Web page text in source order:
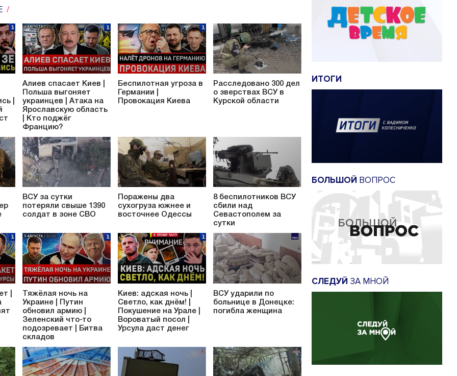
|
Алиев спасает Киев |
Польша выгоняет
украинцев | Атака на
Ярославскую область
| Кто поджёг
Францию?
Беспилотная угроза в
Германии |
Провокация Киева
Расследовано 300 дел
о зверствах ВСУ в
Курской области
ВСУ за сутки
потеряли свыше 1390
солдат в зоне СВО
Поражены два
сухогруза южнее и
восточнее Одессы
8 беспилотников ВСУ
сбили над
Севастополем за
сутки
|
Тяжёлая ночь на
Украине | Путин
обновил армию |
Зеленский что-то
подозревает | Битва
складов
Киев: адская ночь |
Светло, как днём! |
Покушение на Урале |
Вороватый посол |
Урсула даст денег
ВСУ ударили по
больнице в Донецке:
погибла женщина
ИТОГИ
БОЛЬШОЙ ВОПРОС
СЛЕДУЙ ЗА МНОЙ